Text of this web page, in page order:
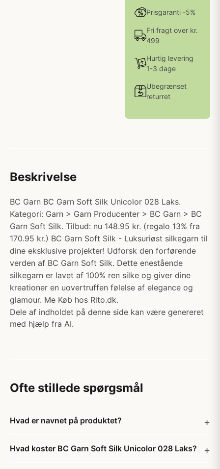
Prisgaranti -5%
Fri fragt over kr.
499
Hurtig levering
1-3 dage
Ubegrænset
returret
Beskrivelse
BC Garn BC Garn Soft Silk Unicolor 028 Laks.
Kategori: Garn > Garn Producenter > BC Garn > BC
Garn Soft Silk. Tilbud: nu 148.95 kr. (regalo 13% fra
170.95 kr.) BC Garn Soft Silk - Luksuriøst silkegarn til
dine eksklusive projekter! Udforsk den forførende
verden af BC Garn Soft Silk. Dette enestående
silkegarn er lavet af 100% ren silke og giver dine
kreationer en uovertruffen følelse af elegance og
glamour. Me Køb hos Rito.dk.
Dele af indholdet på denne side kan være genereret
med hjælp fra AI.
Ofte stillede spørgsmål
Hvad er navnet på produktet?
Hvad koster BC Garn Soft Silk Unicolor 028 Laks?